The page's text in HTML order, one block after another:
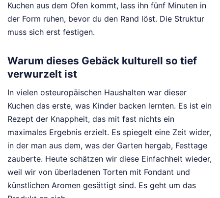
Kuchen aus dem Ofen kommt, lass ihn fünf Minuten in
der Form ruhen, bevor du den Rand löst. Die Struktur
muss sich erst festigen.
Warum dieses Gebäck kulturell so tief
verwurzelt ist
In vielen osteuropäischen Haushalten war dieser
Kuchen das erste, was Kinder backen lernten. Es ist ein
Rezept der Knappheit, das mit fast nichts ein
maximales Ergebnis erzielt. Es spiegelt eine Zeit wider,
in der man aus dem, was der Garten hergab, Festtage
zauberte. Heute schätzen wir diese Einfachheit wieder,
weil wir von überladenen Torten mit Fondant und
künstlichen Aromen gesättigt sind. Es geht um das